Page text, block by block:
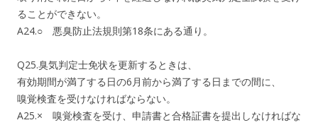
ることができない。
A24.○ 悪臭防止法規則第18条にある通り。
Q25.臭気判定士免状を更新するときは、
有効期間が満了する日の6月前から満了する日までの間に、
嗅覚検査を受けなければならない。
A25.× 嗅覚検査を受け、申請書と合格証書を提出しなければな